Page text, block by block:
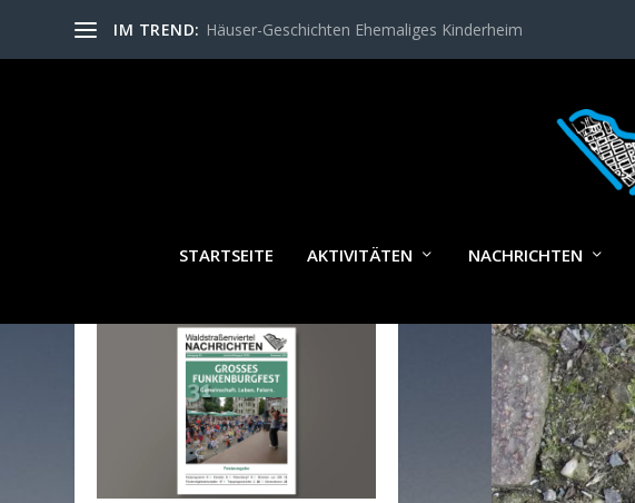
IM TREND: Häuser-Geschichten Ehemaliges Kinderheim
STARTSEITE AKTIVITÄTEN NACHRICHTEN
WALDSTRASSENVIERTEL N